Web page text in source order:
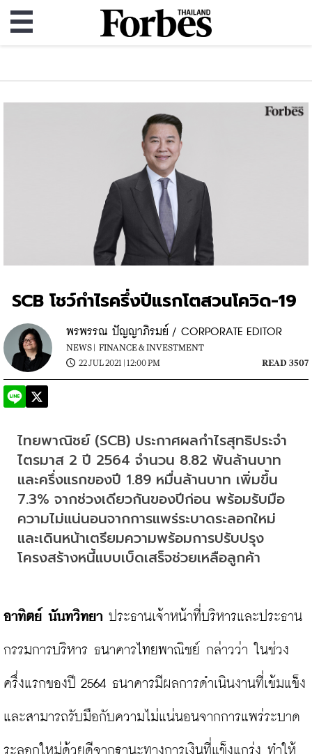
SCB โชว์กำไรครึ่งปีแรกโตสวนโควิด-19
พรพรรณ ปัญญาภิรมย์ / CORPORATE EDITOR
NEWS | FINANCE & INVESTMENT
22 JUL 2021 | 12:00 PM
READ 3507
ไทยพาณิชย์ (SCB) ประกาศผลกำไรสุทธิประจำ
ไตรมาส 2 ปี 2564 จำนวน 8.82 พันล้านบาท
และครึ่งแรกของปี 1.89 หมื่นล้านบาท เพิ่มขึ้น
7.3% จากช่วงเดียวกันของปีก่อน พร้อมรับมือ
ความไม่แน่นอนจากการแพร่ระบาดระลอกใหม่
และเดินหน้าเตรียมความพร้อมการปรับปรุง
โครงสร้างหนี้แบบเบ็ดเสร็จช่วยเหลือลูกค้า
อาทิตย์ นันทวิทยา ประธานเจ้าหน้าที่บริหารและประธาน
กรรมการบริหาร ธนาคารไทยพาณิชย์ กล่าวว่า ในช่วง
ครึ่งแรกของปี 2564 ธนาคารมีผลการดำเนินงานที่เข้มแข็ง
และสามารถรับมือกับความไม่แน่นอนจากการแพร่ระบาด
ระลอกใหม่ด้วยดีจากฐานะทางการเงินที่แข็งแกร่ง ทำให้